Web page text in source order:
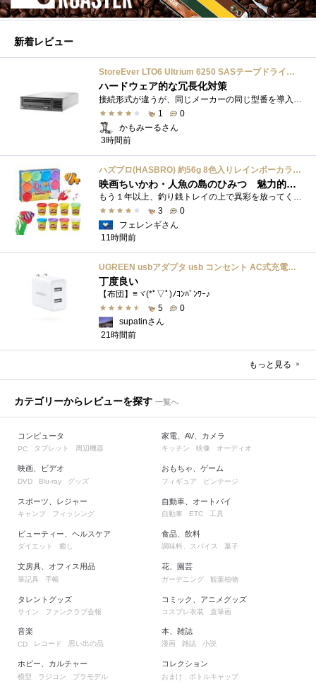
新着レビュー
StoreEver LTO6 Ultrium 6250 SASテープドライブ(内蔵型)
ハードウェア的な冗長化対策
接続形式が違うが、同じメーカーの同じ型番を導入しています。製品としてのレビューは下記の方で行っています。いざ使おうとしたときに故障�...
1
0
かもみーるさん
3時間前
ハズブロ(HASBRO) 約56g 8色入りレインボーカラーのプレイ・ドー、新学期用品、2才以上のプリスクールの子供向け、子供向けのアート&クラフト 粘土 ねんど、こどもの日、子供の日プレゼント
映画ちいかわ・人魚の島のひみつ 魅力的なビラン：セイレーンを造ってみた
もう１年以上、釣り銭トレイの上で異彩を放ってくれたミャクミャクのマグネット 映画ちいかわ人魚の島のひみつを鑑賞後、素敵なビランのセイ...
3
0
フェレンギさん
11時間前
UGREEN usbアダプタ usb コンセント AC式充電器 3.1A PSE認証済み 折りたたみ式プラグ 2ポート
丁度良い
【布団】≡ヾ(*ﾟ▽ﾟ)ﾉｺﾝﾊﾞﾝﾜｰ♪
5
0
supatinさん
21時間前
もっと見る
カテゴリーからレビューを探す 一覧へ
コンピュータ
PC タブレット 周辺機器
映画、ビデオ
DVD Blu-ray グッズ
スポーツ、レジャー
キャンプ フィッシング
ビューティー、ヘルスケア
ダイエット 癒し
文房具、オフィス用品
筆記具 手帳
タレントグッズ
サイン ファンクラブ会報
家電、AV、カメラ
キッチン 映像 オーディオ
おもちゃ、ゲーム
フィギュア ビンテージ
自動車、オートバイ
自動車 ETC 工具
食品、飲料
調味料、スパイス 菓子
花、園芸
ガーデニング 観葉植物
コミック、アニメグッズ
コスプレ衣装 直筆画
音楽
CD レコード 思い出の品
ホビー、カルチャー
模型 ラジコン プラモデル
本、雑誌
漫画 雑誌 小説
コレクション
おまけ ボトルキャップ